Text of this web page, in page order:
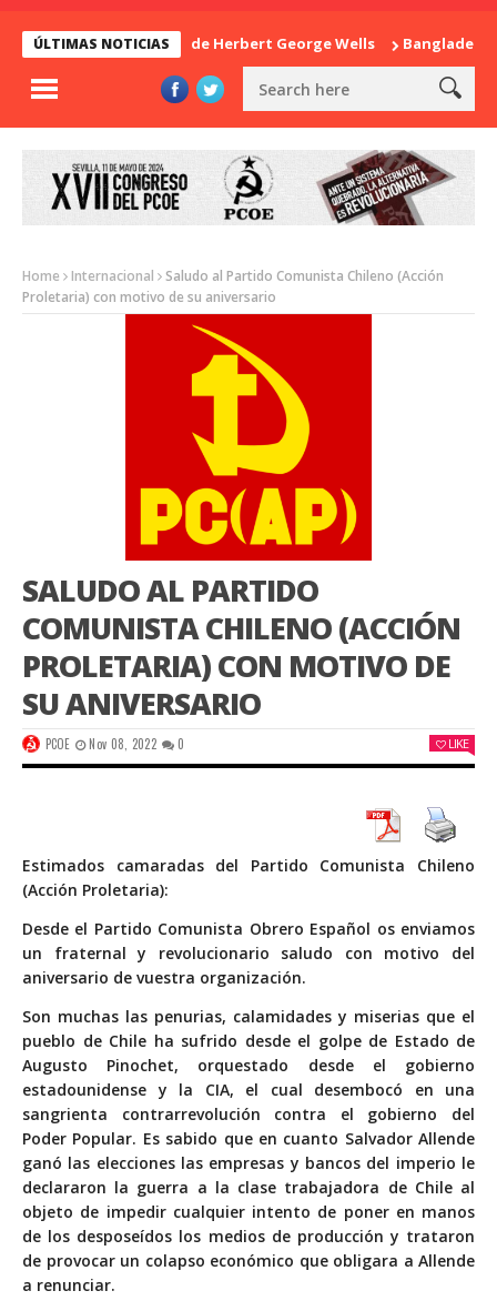
ÚLTIMAS NOTICIAS
La sorpresa de Herbert George Wells Bangladesh:
Home Internacional
Saludo al Partido Comunista Chileno (Acción
Proletaria) con motivo de su aniversario
SALUDO AL PARTIDO
COMUNISTA CHILENO (ACCIÓN
PROLETARIA) CON MOTIVO DE
SU ANIVERSARIO
PCOE Nov 08, 2022 0 LIKE
Estimados camaradas del Partido Comunista Chileno
(Acción Proletaria):
Desde el Partido Comunista Obrero Español os enviamos
un fraternal y revolucionario saludo con motivo del
aniversario de vuestra organización.
Son muchas las penurias, calamidades y miserias que el
pueblo de Chile ha sufrido desde el golpe de Estado de
Augusto Pinochet, orquestado desde el gobierno
estadounidense y la CIA, el cual desembocó en una
sangrienta contrarrevolución contra el gobierno del
Poder Popular. Es sabido que en cuanto Salvador Allende
ganó las elecciones las empresas y bancos del imperio le
declararon la guerra a la clase trabajadora de Chile al
objeto de impedir cualquier intento de poner en manos
de los desposeídos los medios de producción y trataron
de provocar un colapso económico que obligara a Allende
a renunciar.